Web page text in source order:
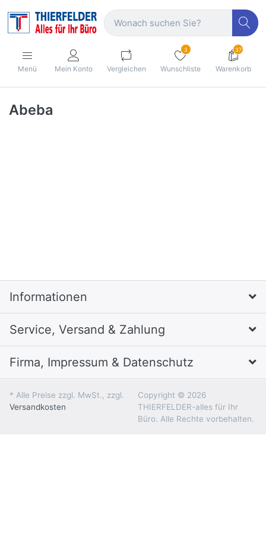
Menü Mein Konto Vergleichen
3
Wunschliste
37
Warenkorb
Abeba
Informationen
Service, Versand & Zahlung
Firma, Impressum & Datenschutz
* Alle Preise zzgl. MwSt., zzgl.
Versandkosten
Copyright © 2026
THIERFELDER-alles für Ihr
Büro. Alle Rechte vorbehalten.